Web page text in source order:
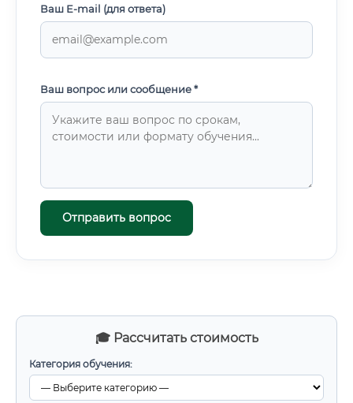
🎓 Рассчитать стоимость
Категория обучения:
Ваш E-mail (для ответа)
Ваш вопрос или сообщение *
Отправить вопрос